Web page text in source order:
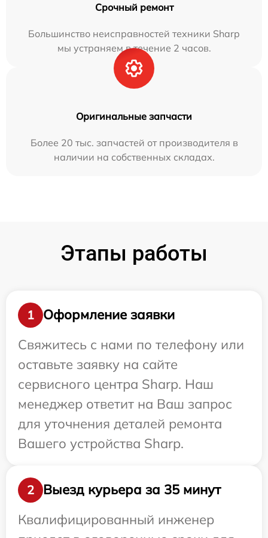
Срочный ремонт
Большинство неисправностей техники Sharp
мы устраняем в течение 2 часов.
Оригинальные запчасти
Более 20 тыс. запчастей от производителя в
наличии на собственных складах.
Этапы работы
1
Оформление заявки
Свяжитесь с нами по телефону или
оставьте заявку на сайте
сервисного центра Sharp. Наш
менеджер ответит на Ваш запрос
для уточнения деталей ремонта
Вашего устройства Sharp.
2
Выезд курьера за 35 минут
Квалифицированный инженер